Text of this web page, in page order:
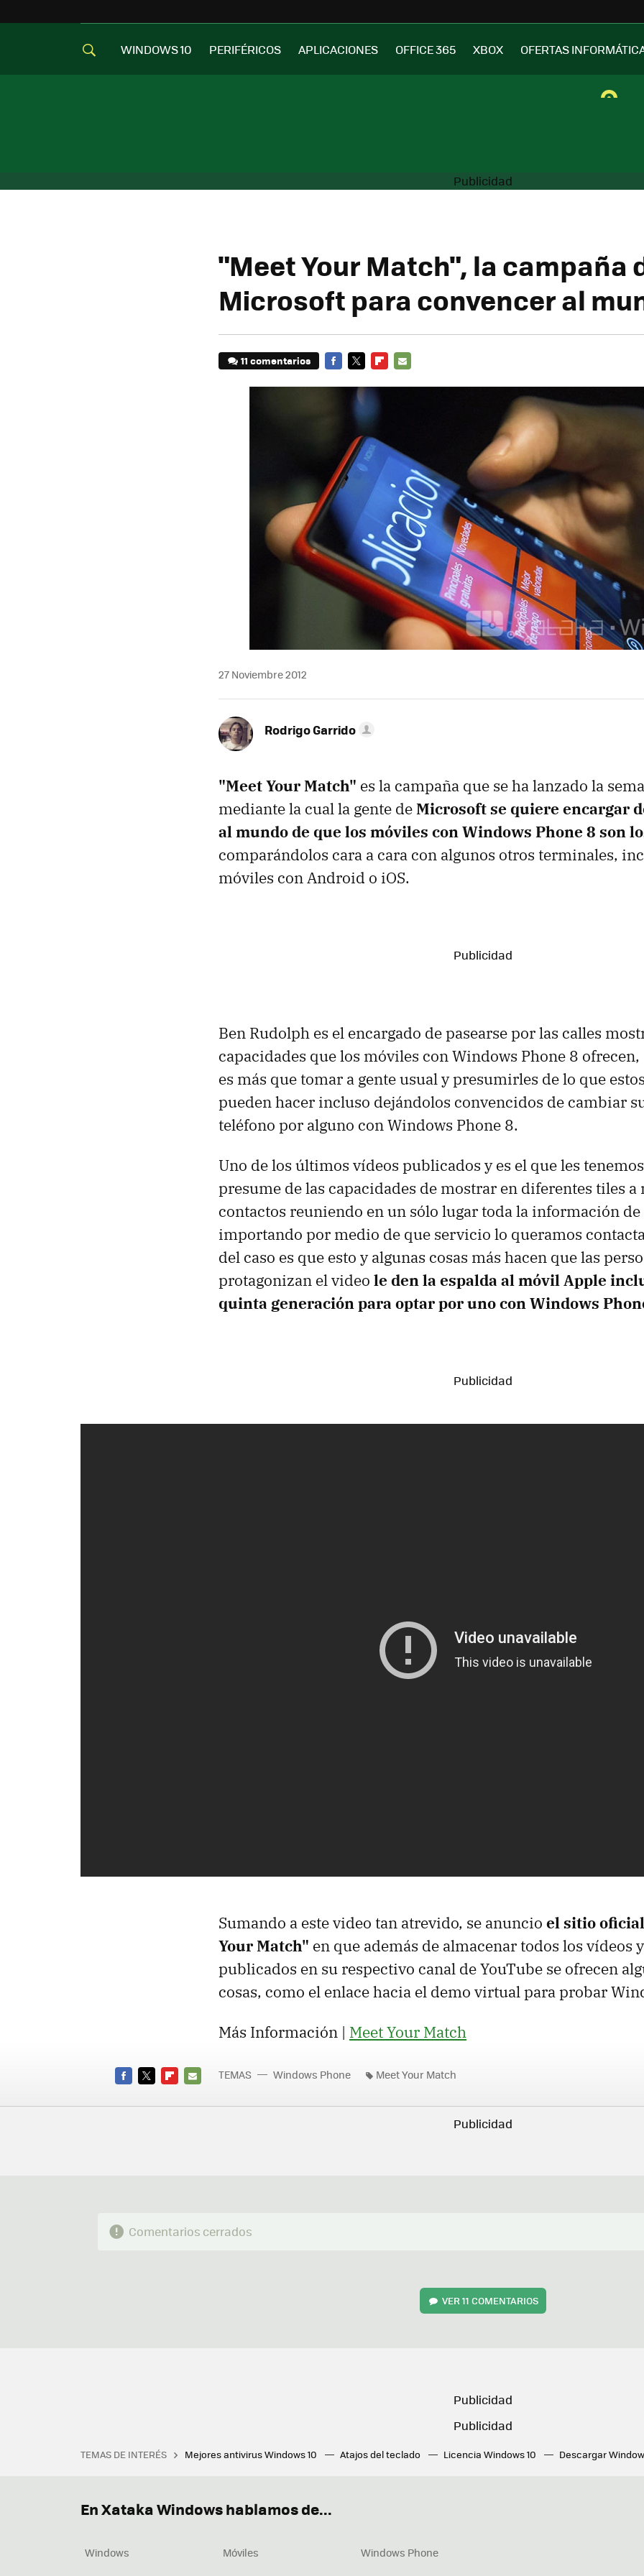
WINDOWS 10 PERIFÉRICOS APLICACIONES OFFICE 365 XBOX OFERTAS
"Meet Your Match", la campaña
Microsoft para convencer al
11 comentarios
27 Noviembre 2012
Rodrigo Garrido
"Meet Your Match" es la campaña que se ha lanzado la
mediante la cual la gente deMicrosoft se quiere encargar
al mundo de que los móviles con Windows Phone 8 son
comparándolos cara a cara con algunos otros terminales,
móviles con Android o iOS.
Ben Rudolph es el encargado de pasearse por las calles
capacidades que los móviles con Windows Phone 8
es más que tomar a gente usual y presumirles de lo que
pueden hacer incluso dejándolos convencidos de cambiar
teléfono por alguno con Windows Phone 8.
Uno de los últimos vídeos publicados y es el que les
presume de las capacidades de mostrar en diferentes tiles a
contactos reuniendo en un sólo lugar toda la información de
importando por medio de que servicio lo queramos
del caso es que esto y algunas cosas más hacen que las
protagonizan el video le den la espalda al móvil Apple
quinta generación para optar por uno con Windows
Sumando a este video tan atrevido, se anuncio el sitio
Your Match" en que además de almacenar todos los vídeos
publicados en su respectivo canal de YouTube se ofrecen
cosas, como el enlace hacia el demo virtual para probar
Más Información | Meet Your Match
MAIL
TEMAS Windows Phone Meet Your Match
Comentarios cerrados
VER11 COMENTARIOS
TEMAS DE INTERÉS Mejores antivirus Windows 10 Atajos del teclado Licencia Windows 10
Descargar
En Xataka Windows hablamos de...
Windows Móviles
Windows Phone